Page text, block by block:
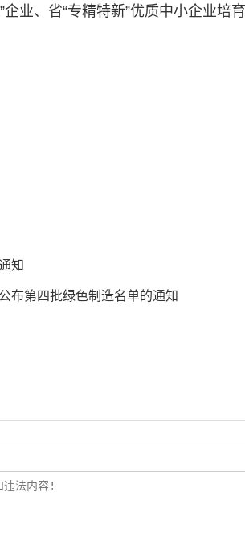
业、省“专精特新”优质中小企业
知
布第四批绿色制造名单的通知